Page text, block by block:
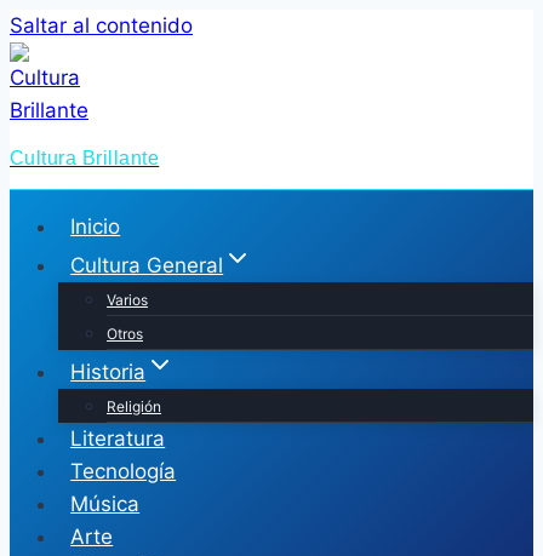
Saltar al contenido
Cultura Brillante
Inicio
Cultura General
Varios
Otros
Historia
Religión
Literatura
Tecnología
Música
Arte